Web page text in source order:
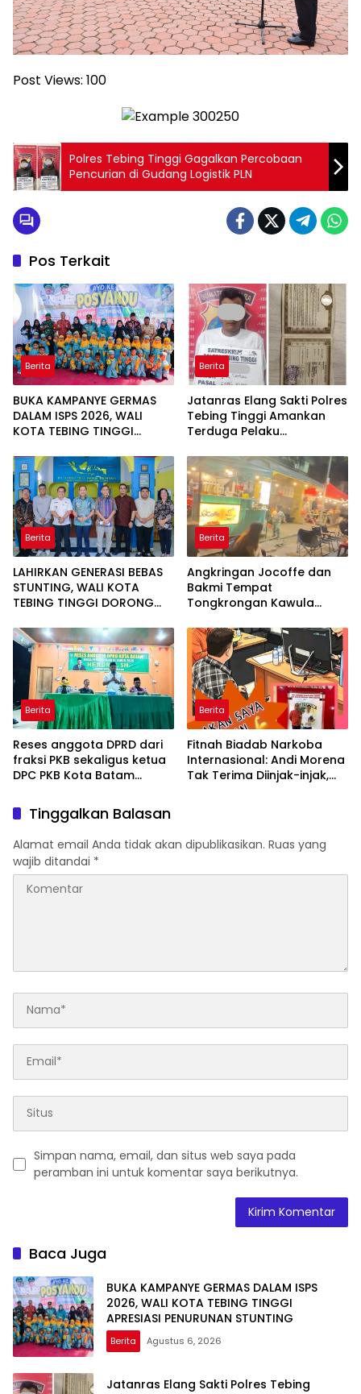
Post Views: 100
Polres Tebing Tinggi Gagalkan Percobaan
Pencurian di Gudang Logistik PLN
Pos Terkait
Berita
BUKA KAMPANYE GERMAS
DALAM ISPS 2026, WALI
KOTA TEBING TINGGI
STUNTING
Berita
Jatanras Elang Sakti Polres
Tebing Tinggi Amankan
Terduga Pelaku
Motor
Berita
LAHIRKAN GENERASI BEBAS
STUNTING, WALI KOTA
TEBING TINGGI DORONG
Berita
Angkringan Jocoffe dan
Bakmi Tempat
Tongkrongan Kawula
Pematangsiantar
Berita
Reses anggota DPRD dari
fraksi PKB sekaligus ketua
DPC PKB Kota Batam
usulan Warga Patam
Indah Minta Jalan,
Ambulans, dan Sarana
Olahraga
Berita
Fitnah Biadab Narkoba
Internasional: Andi Morena
Tak Terima Diinjak-injak,
Tinggalkan Balasan
Alamat email Anda tidak akan dipublikasikan. Ruas yang
wajib ditandai *
Simpan nama, email, dan situs web saya pada
peramban ini untuk komentar saya berikutnya.
Baca Juga
BUKA KAMPANYE GERMAS DALAM ISPS
2026, WALI KOTA TEBING TINGGI
APRESIASI PENURUNAN STUNTING
Berita Agustus 6, 2026
Jatanras Elang Sakti Polres Tebing